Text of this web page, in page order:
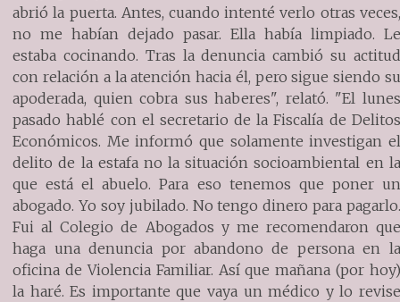
abrió la puerta. Antes, cuando intenté verlo otras veces,
no me habían dejado pasar. Ella había limpiado. Le
estaba cocinando. Tras la denuncia cambió su actitud
con relación a la atención hacia él, pero sigue siendo su
apoderada, quien cobra sus haberes", relató. "El lunes
pasado hablé con el secretario de la Fiscalía de Delitos
Económicos. Me informó que solamente investigan el
delito de la estafa no la situación socioambiental en la
que está el abuelo. Para eso tenemos que poner un
abogado. Yo soy jubilado. No tengo dinero para pagarlo.
Fui al Colegio de Abogados y me recomendaron que
haga una denuncia por abandono de persona en la
oficina de Violencia Familiar. Así que mañana (por hoy)
la haré. Es importante que vaya un médico y lo revise